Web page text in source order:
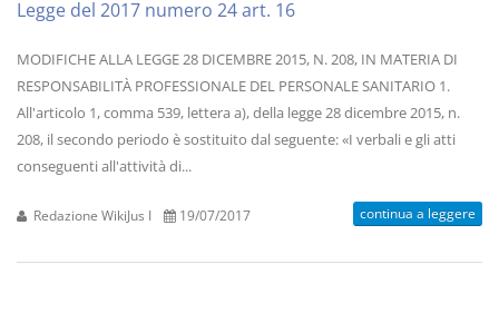
Legge del 2017 numero 24 art. 16
MODIFICHE ALLA LEGGE 28 DICEMBRE 2015, N. 208, IN MATERIA DI
RESPONSABILITÀ PROFESSIONALE DEL PERSONALE SANITARIO 1.
All'articolo 1, comma 539, lettera a), della legge 28 dicembre 2015, n.
208, il secondo periodo è sostituito dal seguente: «I verbali e gli atti
conseguenti all'attività di...
Redazione WikiJus I 19/07/2017 continua a leggere